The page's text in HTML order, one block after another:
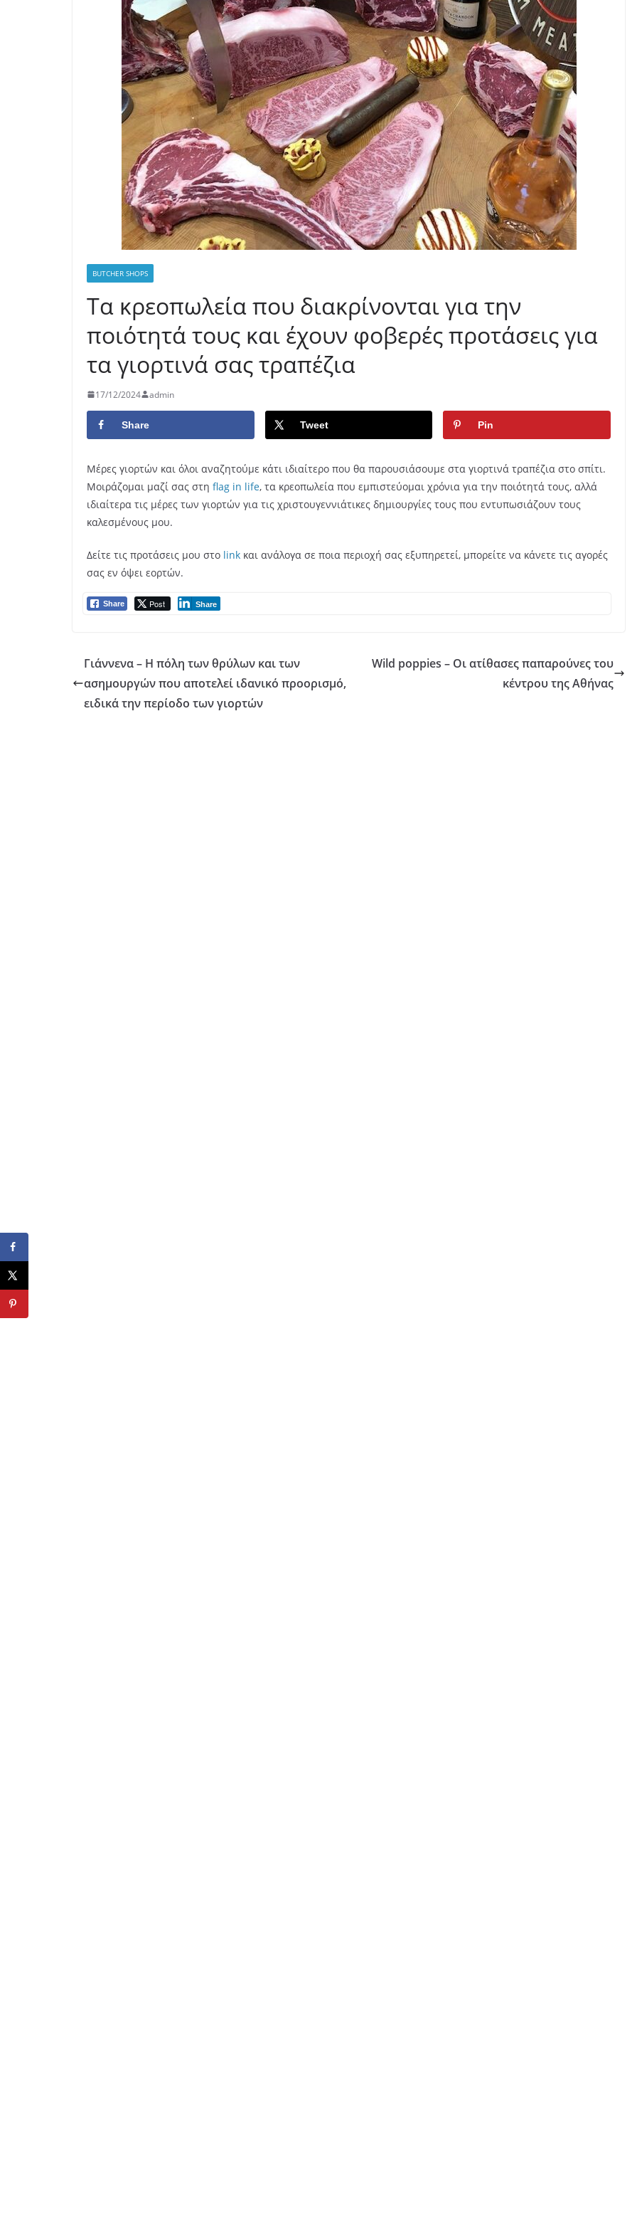
BUTCHER SHOPS
Τα κρεοπωλεία που διακρίνονται για την
ποιότητά τους και έχουν φοβερές προτάσεις για
τα γιορτινά σας τραπέζια
17/12/2024 admin
Share Tweet Pin
Μέρες γιορτών και όλοι αναζητούμε κάτι ιδιαίτερο που θα παρουσιάσουμε στα γιορτινά τραπέζια στο σπίτι.
Μοιράζομαι μαζί σας στη flag in life, τα κρεοπωλεία που εμπιστεύομαι χρόνια για την ποιότητά τους, αλλά
ιδιαίτερα τις μέρες των γιορτών για τις χριστουγεννιάτικες δημιουργίες τους που εντυπωσιάζουν τους
καλεσμένους μου.
Δείτε τις προτάσεις μου στο link και ανάλογα σε ποια περιοχή σας εξυπηρετεί, μπορείτε να κάνετε τις αγορές
σας εν όψει εορτών.
Share Post Share
Γιάννενα – Η πόλη των θρύλων και των
ασημουργών που αποτελεί ιδανικό προορισμό,
ειδικά την περίοδο των γιορτών
Wild poppies – Οι ατίθασες παπαρούνες του
κέντρου της Αθήνας